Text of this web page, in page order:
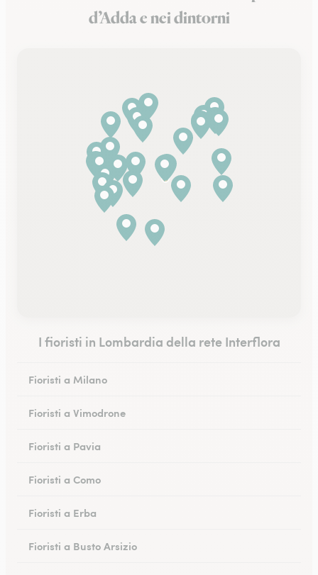
d’Adda e nei dintorni
I fioristi in Lombardia della rete Interflora
Fioristi a Milano
Fioristi a Vimodrone
Fioristi a Pavia
Fioristi a Como
Fioristi a Erba
Fioristi a Busto Arsizio